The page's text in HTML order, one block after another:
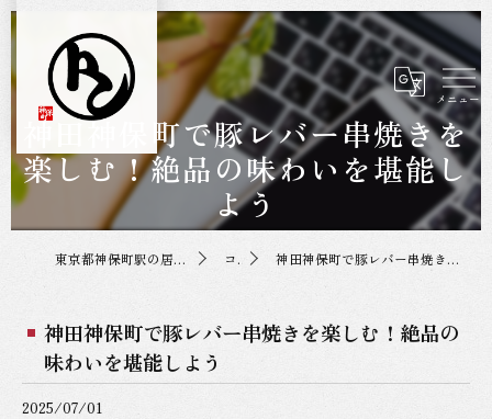
神田神保町で豚レバー串焼きを
楽しむ！絶品の味わいを堪能し
よう
東京都神保町駅の居酒屋なら神保町トンちゃん コラム 神田神保町で豚レバー串焼きを楽しむ！絶品の味わいを堪能しよう
神田神保町で豚レバー串焼きを楽しむ！絶品の
味わいを堪能しよう
2025/07/01